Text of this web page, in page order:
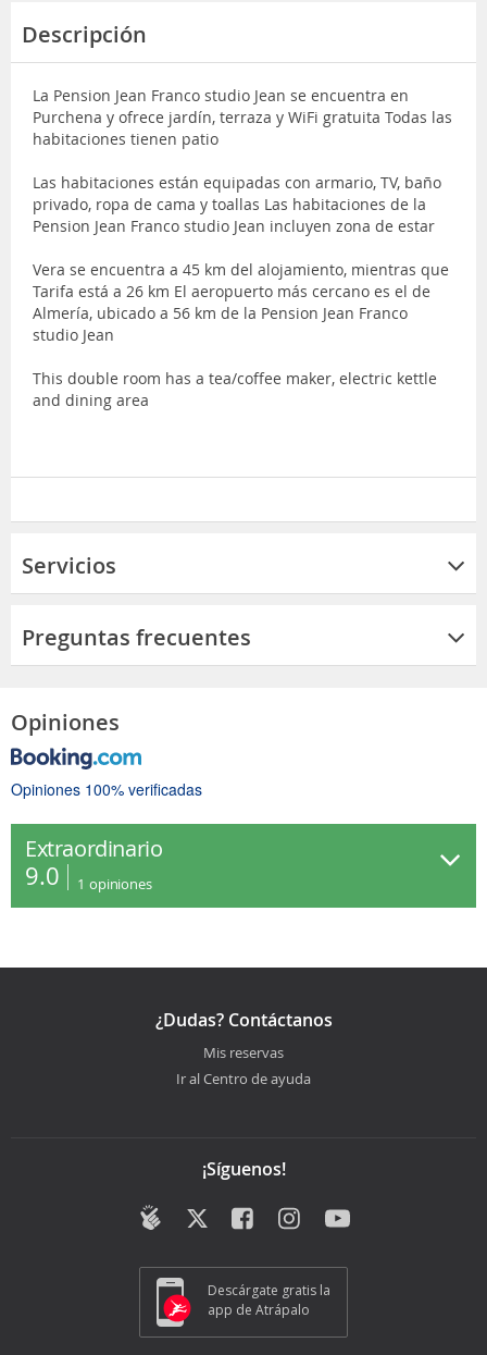
Descripción
La Pension Jean Franco studio Jean se encuentra en
Purchena y ofrece jardín, terraza y WiFi gratuita Todas las
habitaciones tienen patio
Las habitaciones están equipadas con armario, TV, baño
privado, ropa de cama y toallas Las habitaciones de la
Pension Jean Franco studio Jean incluyen zona de estar
Vera se encuentra a 45 km del alojamiento, mientras que
Tarifa está a 26 km El aeropuerto más cercano es el de
Almería, ubicado a 56 km de la Pension Jean Franco
studio Jean
This double room has a tea/coffee maker, electric kettle
and dining area
Servicios
Preguntas frecuentes
Opiniones
Opiniones 100% verificadas
Extraordinario
9.0 1 opiniones
¿Dudas? Contáctanos
Mis reservas
Ir al Centro de ayuda
¡Síguenos!
Descárgate gratis la
app de Atrápalo